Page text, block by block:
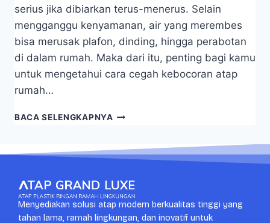
serius jika dibiarkan terus-menerus. Selain
mengganggu kenyamanan, air yang merembes
bisa merusak plafon, dinding, hingga perabotan
di dalam rumah. Maka dari itu, penting bagi kamu
untuk mengetahui cara cegah kebocoran atap
rumah…
BACA SELENGKAPNYA
Menyediakan solusi atap modern berkualitas tinggi yang
tahan lama, ramah lingkungan, dan inovatif untuk